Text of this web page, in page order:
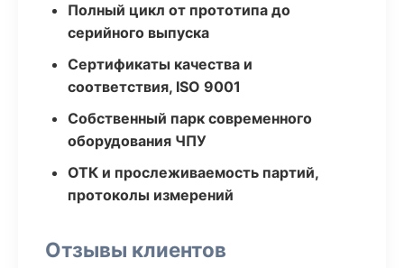
Полный цикл от прототипа до
серийного выпуска
Сертификаты качества и
соответствия, ISO 9001
Собственный парк современного
оборудования ЧПУ
ОТК и прослеживаемость партий,
протоколы измерений
Отзывы клиентов